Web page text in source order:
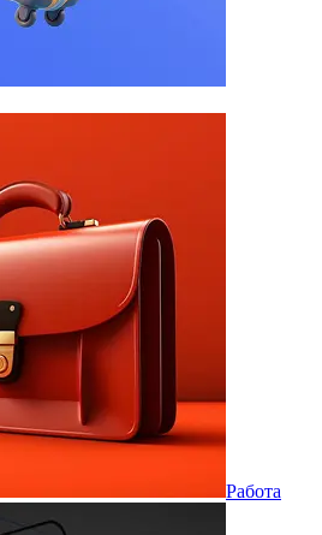
Работа